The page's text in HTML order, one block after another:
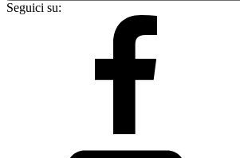
Seguici su: